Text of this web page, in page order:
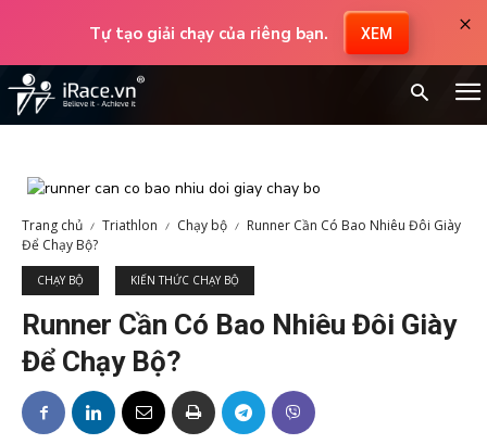
Tự tạo giải chạy của riêng bạn. XEM ×
Trang chủ Triathlon Chạy bộ
Runner Cần Có Bao Nhiêu Đôi Giày
Để Chạy Bộ?
CHẠY BỘ KIẾN THỨC CHẠY BỘ
Runner Cần Có Bao Nhiêu Đôi Giày
Để Chạy Bộ?